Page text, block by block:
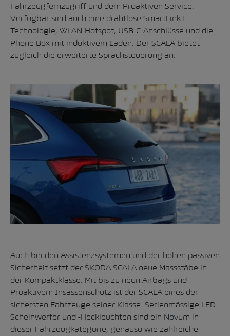
Fahrzeugfernzugriff und dem Proaktiven Service.
Verfügbar sind auch eine drahtlose SmartLink+
Technologie, WLAN-Hotspot, USB-C-Anschlüsse und die
Phone Box mit induktivem Laden. Der SCALA bietet
zugleich die erweiterte Sprachsteuerung an.
Auch bei den Assistenzsystemen und der hohen passiven
Sicherheit setzt der ŠKODA SCALA neue Massstäbe in
der Kompaktklasse. Mit bis zu neun Airbags und
Proaktivem Insassenschutz ist der SCALA eines der
sichersten Fahrzeuge seiner Klasse. Serienmässige LED-
Scheinwerfer und -Heckleuchten sind ein Novum in
dieser Fahrzeugkategorie, genauso wie zahlreiche